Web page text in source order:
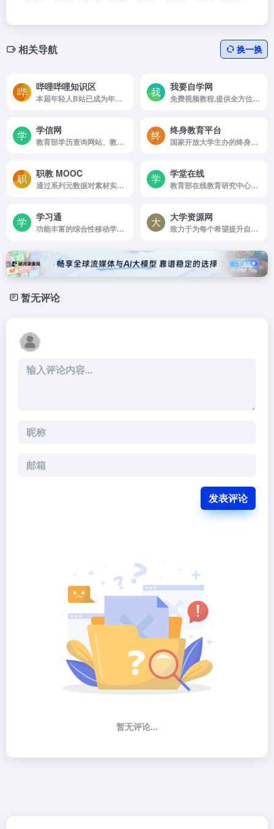
相关导航 换一换
哔哩哔哩知识区
本届年轻人B站已成为年轻人的学习大本营
我要自学网
免费视频教程,提供全方位软件学习网站
学信网
教育部学历查询网站、教育部高校招生阳光工程指定网站
终身教育平台
国家开放大学主办的终身教育平台
职教 MOOC
通过系列元数据对素材实现系统化管理，从而使得每个素材都能被便捷地查询和调用。
学堂在线
教育部在线教育研究中心的研究交流和成果应用平台
学习通
功能丰富的综合性移动学习平台
大学资源网
致力于为每个希望提升自己能力的人提供学习平台
暂无评论
发表评论
暂无评论...